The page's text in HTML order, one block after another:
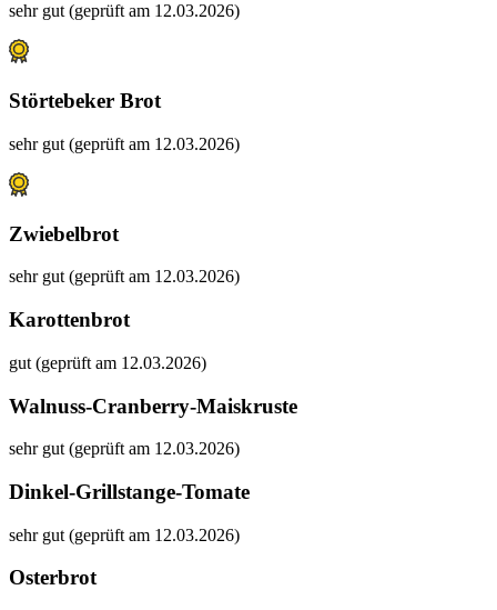
sehr gut (geprüft am 12.03.2026)
Störtebeker Brot
sehr gut (geprüft am 12.03.2026)
Zwiebelbrot
sehr gut (geprüft am 12.03.2026)
Karottenbrot
gut (geprüft am 12.03.2026)
Walnuss-Cranberry-Maiskruste
sehr gut (geprüft am 12.03.2026)
Dinkel-Grillstange-Tomate
sehr gut (geprüft am 12.03.2026)
Osterbrot